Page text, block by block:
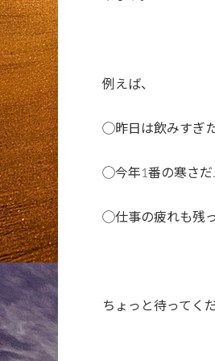
例えば、
◯昨日は飲みすぎ
◯今年1番の寒さ
◯仕事の疲れも残
ちょっと待ってく